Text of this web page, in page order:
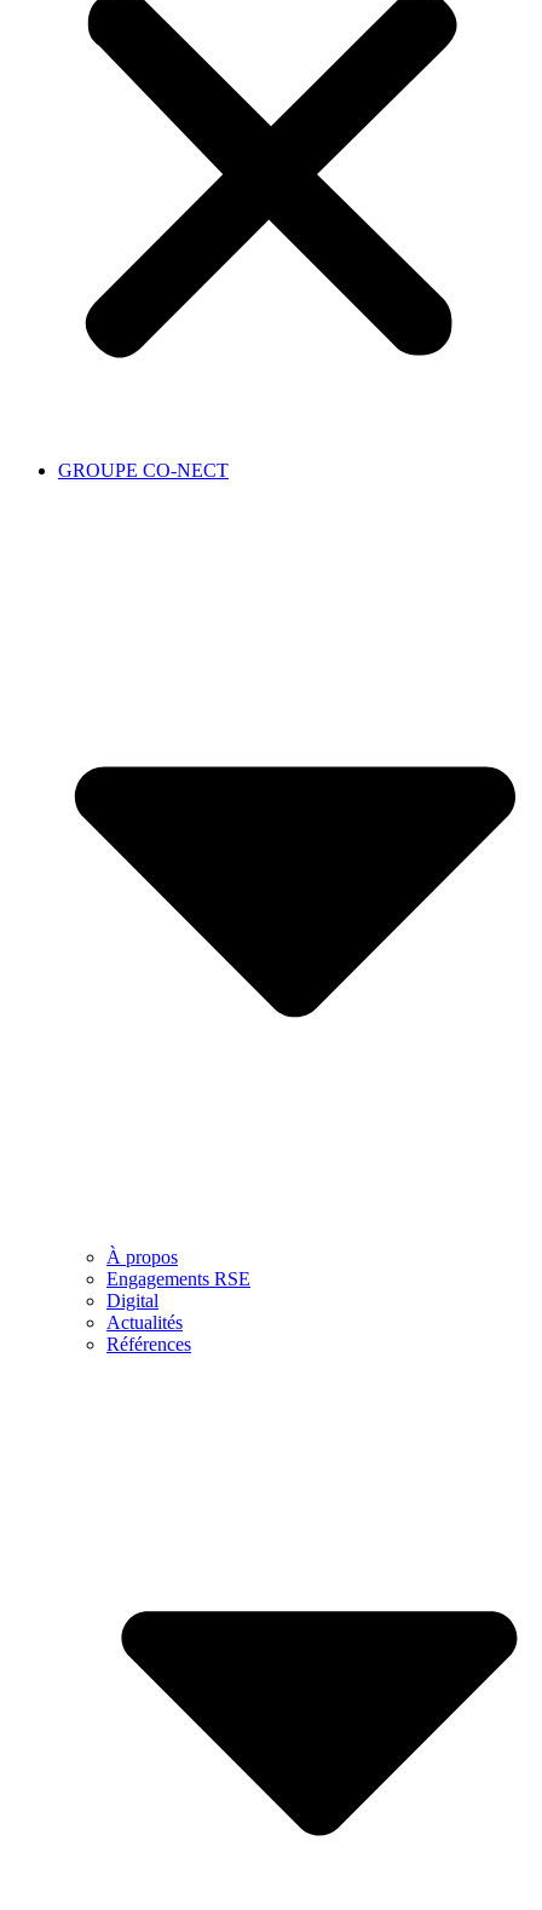
GROUPE CO-NECT
À propos
Engagements RSE
Digital
Actualités
Références